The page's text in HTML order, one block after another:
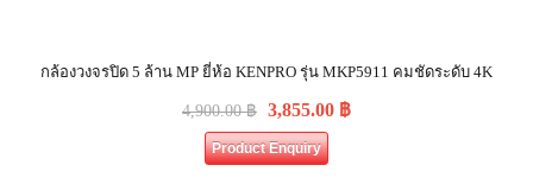
กล้องวงจรปิด 5 ล้าน MP ยี่ห้อ KENPRO รุ่น MKP5911 คมชัดระดับ 4K
4,900.00฿ 3,855.00 ฿
Product Enquiry